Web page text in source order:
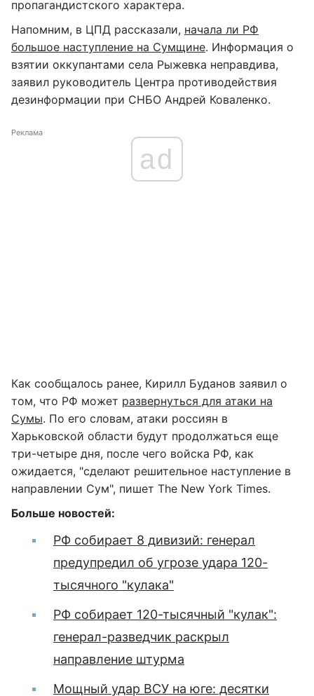
пропагандистского характера.
Напомним, в ЦПД рассказали, начала ли РФ
большое наступление на Сумщине. Информация о
взятии оккупантами села Рыжевка неправдива,
заявил руководитель Центра противодействия
дезинформации при СНБО Андрей Коваленко.
Реклама
ad
Как сообщалось ранее, Кирилл Буданов заявил о
том, что РФ может развернуться для атаки на
Сумы. По его словам, атаки россиян в
Харьковской области будут продолжаться еще
три-четыре дня, после чего войска РФ, как
ожидается, "сделают решительное наступление в
направлении Сум", пишет The New York Times.
Больше новостей:
РФ собирает 8 дивизий: генерал
предупредил об угрозе удара 120-
тысячного "кулака"
РФ собирает 120-тысячный "кулак":
генерал-разведчик раскрыл
направление штурма
Мощный удар ВСУ на юге: десятки